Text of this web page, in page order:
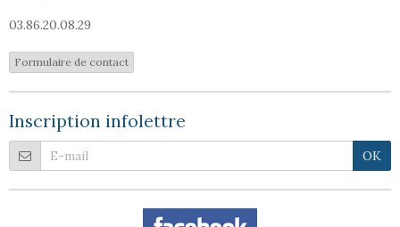
03.86.20.08.29
Formulaire de contact
Inscription infolettre
OK